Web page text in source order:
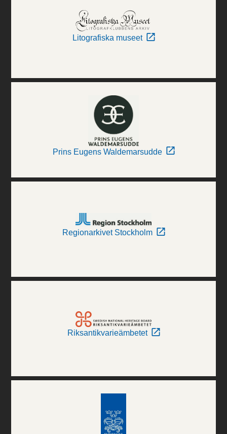
Litografiska museet
Prins Eugens Waldemarsudde
Regionarkivet Stockholm
Riksantikvarieämbetet